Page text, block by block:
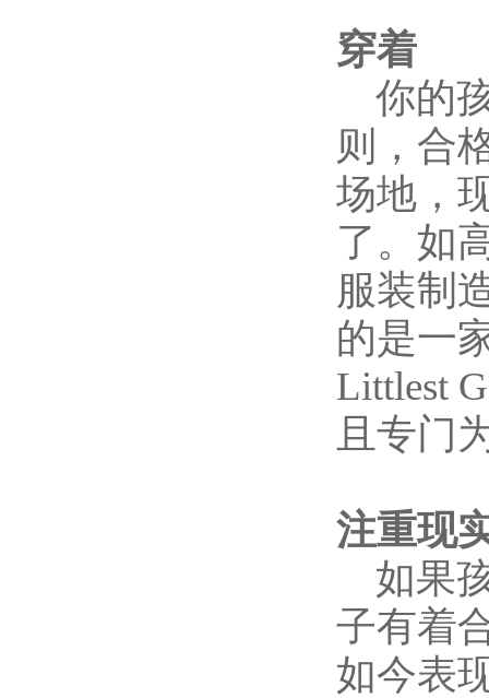
穿着
你的
则，合
场地，
了。如
服装制
的是一
Littlest
且专门
注重现
如果
子有着
如今表